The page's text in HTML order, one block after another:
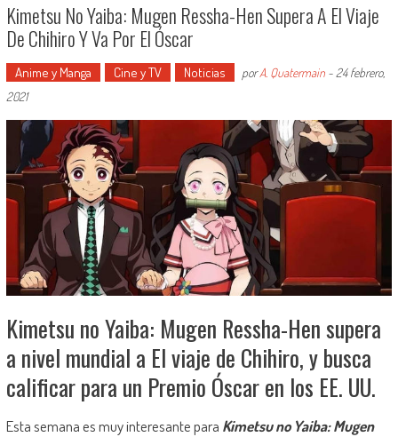
Kimetsu No Yaiba: Mugen Ressha-Hen Supera A El Viaje
De Chihiro Y Va Por El Óscar
Anime y Manga Cine y TV Noticias porA. Quatermain- 24 febrero,
2021
Kimetsu no Yaiba: Mugen Ressha-Hen supera
a nivel mundial a El viaje de Chihiro, y busca
calificar para un Premio Óscar en los EE. UU.
Esta semana es muy interesante para Kimetsu no Yaiba: Mugen